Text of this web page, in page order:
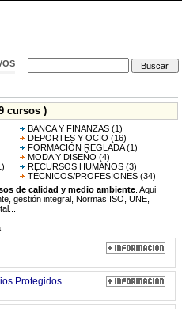
cursos )
BANCA Y FINANZAS (1)
DEPORTES Y OCIO (16)
FORMACIÓN REGLADA(1)
MODA Y DISEÑO (4)
RECURSOS HUMANOS (3)
TÉCNICOS/PROFESIONES (34)
de calidad y medio ambiente . Aqui
gestión integral, Normas ISO, UNE,
Protegidos